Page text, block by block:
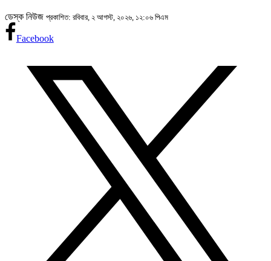
ডেস্ক নিউজ প্রকাশিত: রবিবার, ২ আগস্ট, ২০২৬, ১২:০৬ পিএম
Facebook